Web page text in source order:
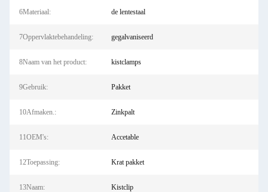
6Materiaal: de lentestaal
7Oppervlaktebehandeling: gegalvaniseerd
8Naam van het product: kistclamps
9Gebruik: Pakket
10Afmaken.: Zinkpalt
11OEM's: Accetable
12Toepassing: Krat pakket
13Naam: Kistclip